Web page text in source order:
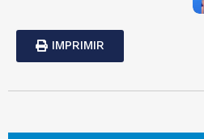
IMPRIMIR